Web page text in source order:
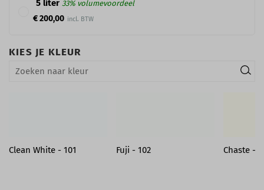
5 liter 33% volumevoordeel
€ 200,00
KIES JE KLEUR
Clean White - 101 Fuji - 102 Chaste -